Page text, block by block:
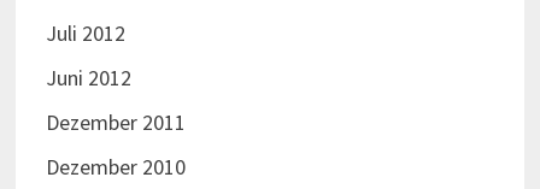
Juli 2012
Juni 2012
Dezember 2011
Dezember 2010